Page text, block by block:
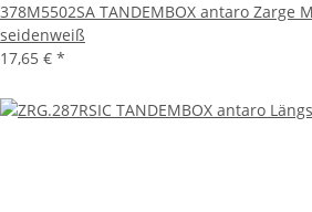
378M5502SA TANDEMBOX antaro Zarge
seidenweiß
17,65 € *